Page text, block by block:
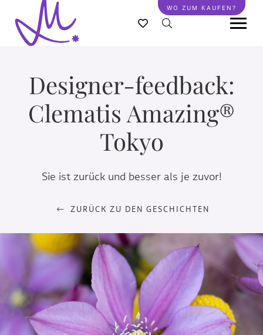
zum
Inhalt
WO ZUM KAUFEN?
Designer-feedback:
Clematis Amazing®
Tokyo
Sie ist zurück und besser als je zuvor!
ZURÜCK ZU DEN GESCHICHTEN